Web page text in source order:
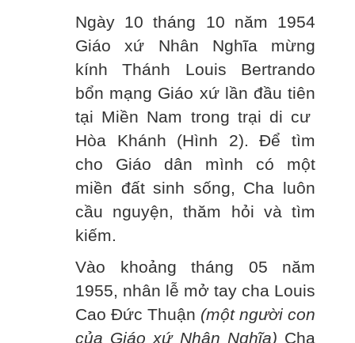
Ngày 10 tháng 10 năm 1954
Giáo xứ Nhân Nghĩa mừng
kính Thánh Louis Bertrando
bổn mạng Giáo xứ lần đầu tiên
tại Miền Nam trong trại di cư
Hòa Khánh (Hình 2). Để tìm
cho Giáo dân mình có một
miền đất sinh sống, Cha luôn
cầu nguyện, thăm hỏi và tìm
kiếm.
Vào khoảng tháng 05 năm
1955, nhân lễ mở tay cha Louis
Cao Đức Thuận (một người con
của Giáo xứ Nhân Nghĩa) Cha